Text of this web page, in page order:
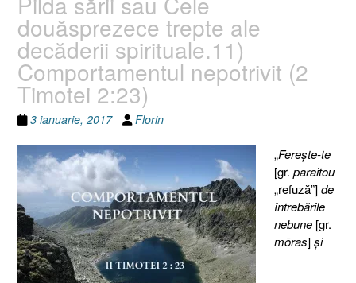
douăsprezece trepte ale
decăderii spirituale.11)
Comportamentul nepotrivit (2
Timotei 2:23)
3 ianuarie, 2017 Florin
„Fereşte-te
[gr. paraitou
„refuză”]de
întrebările
nebune[gr.
mōras]şi